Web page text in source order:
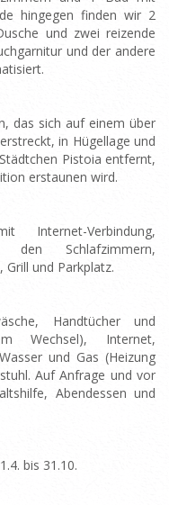
hingegen finden wir 2
und zwei reizende
und der andere
das sich auf einem über
in Hügellage und
Pistoia entfernt,
erstaunen wird.
Verbindung,
den Schlafzimmern,
und Parkplatz.
Handtücher und
Wechsel), Internet,
und Gas (Heizung
Auf Anfrage und vor
Abendessen und
bis 31.10.